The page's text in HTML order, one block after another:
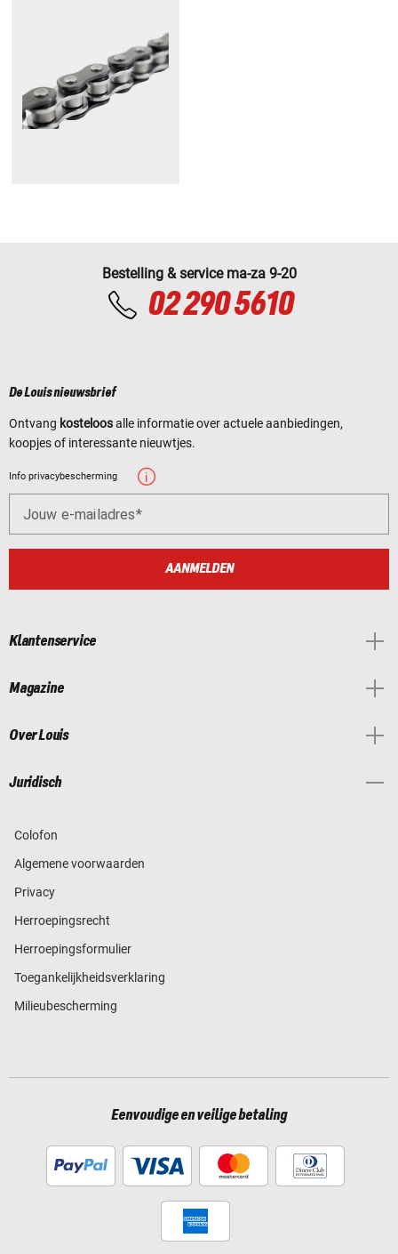
Bestelling & service ma-za 9-20
02 290 5610
De Louis nieuwsbrief
Ontvang kosteloosalle informatie over actuele aanbiedingen,
koopjes of interessante nieuwtjes.
Info privacybescherming
Jouw e-mailadres
AANMELDEN
Klantenservice
Magazine
Over Louis
Juridisch
Colofon
Algemene voorwaarden
Privacy
Herroepingsrecht
Herroepingsformulier
Toegankelijkheidsverklaring
Milieubescherming
Eenvoudige en veilige betaling